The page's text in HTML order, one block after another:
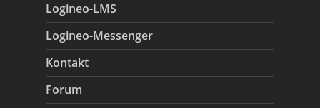
Logineo-LMS
Logineo-Messenger
Kontakt
Forum